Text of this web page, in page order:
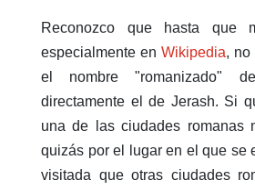
Reconozco que hasta que
especialmente en Wikipedia, no
el nombre "romanizado"
directamente el de Jerash. Si
una de las ciudades romanas
quizás por el lugar en el que se
visitada que otras ciudades